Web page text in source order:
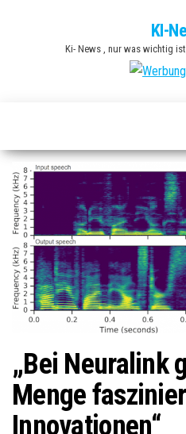
KI-
Ki- News , nur was wichtig
„Bei Neuralink
Menge
Innovationen“